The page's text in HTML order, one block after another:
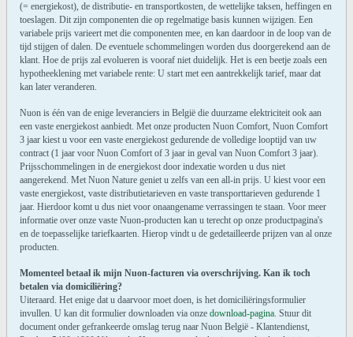
(= energiekost), de distributie- en transportkosten, de wettelijke taksen, heffingen en
toeslagen. Dit zijn componenten die op regelmatige basis kunnen wijzigen. Een
variabele prijs varieert met die componenten mee, en kan daardoor in de loop van de
tijd stijgen of dalen. De eventuele schommelingen worden dus doorgerekend aan de
klant. Hoe de prijs zal evolueren is vooraf niet duidelijk. Het is een beetje zoals een
hypotheeklening met variabele rente: U start met een aantrekkelijk tarief, maar dat
kan later veranderen.
Nuon is één van de enige leveranciers in België die duurzame elektriciteit ook aan
een vaste energiekost aanbiedt. Met onze producten Nuon Comfort, Nuon Comfort
3 jaar kiest u voor een vaste energiekost gedurende de volledige looptijd van uw
contract (1 jaar voor Nuon Comfort of 3 jaar in geval van Nuon Comfort 3 jaar).
Prijsschommelingen in de energiekost door indexatie worden u dus niet
aangerekend. Met Nuon Nature geniet u zelfs van een all-in prijs. U kiest voor een
vaste energiekost, vaste distributietarieven en vaste transporttarieven gedurende 1
jaar. Hierdoor komt u dus niet voor onaangename verrassingen te staan. Voor meer
informatie over onze vaste Nuon-producten kan u terecht op onze productpagina's
en de toepasselijke tariefkaarten. Hierop vindt u de gedetailleerde prijzen van al onze
producten.
Momenteel betaal ik mijn Nuon-facturen via overschrijving. Kan ik toch
betalen via domiciliëring?
Uiteraard. Het enige dat u daarvoor moet doen, is het domiciliëringsformulier
invullen. U kan dit formulier downloaden via onze download-pagina. Stuur dit
document onder gefrankeerde omslag terug naar Nuon België - Klantendienst,